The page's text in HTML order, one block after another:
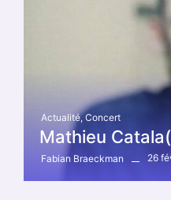
Actualité, Concert
Mathieu
Fabian Braeckman 26